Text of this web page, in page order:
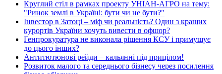
Круглий стіл в рамках проекту УНІАН-АГРО на тему:
"Ринок землі в Україні: бути чи не бути?"
Інвестор в Затоці – міф чи реальність? Один з кращих
курортів України хочуть вивести в офшор?
Генпрокуратура не виконала рішення КСУ і примушує
до цього інших?
Антитютюнові рейди – кальянні під прицілом!
Розвиток малого та середнього бізнесу через посилення